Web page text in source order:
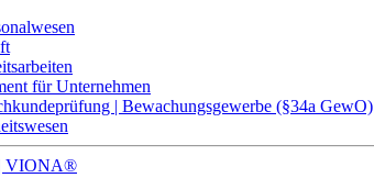
für Unternehmen
| Bewachungsgewerbe (§34a GewO)
| VIONA®